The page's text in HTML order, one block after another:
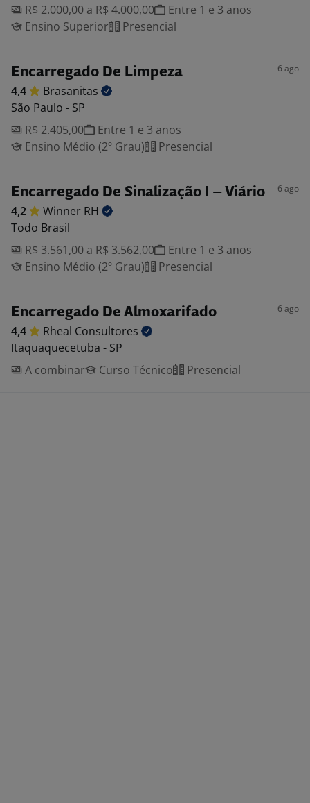
R$ 2.000,00 a R$ 4.000,00
Entre 1 e 3 anos
Ensino Superior
Presencial
Encarregado De Limpeza 6 ago
4,4
Brasanitas
São Paulo - SP
R$ 2.405,00
Entre 1 e 3 anos
Ensino Médio (2º Grau)
Presencial
Encarregado De Sinalização I – Viário 6 ago
4,2 Winner RH
Todo Brasil
R$ 3.561,00 a R$ 3.562,00
Entre 1 e 3 anos
Ensino Médio (2º Grau)
Presencial
Encarregado De Almoxarifado 6 ago
4,4 Rheal Consultores
Itaquaquecetuba - SP
A combinar
Curso Técnico Presencial